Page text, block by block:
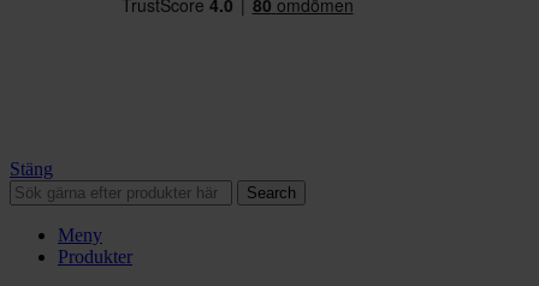
Stäng
Search
Meny
Produkter